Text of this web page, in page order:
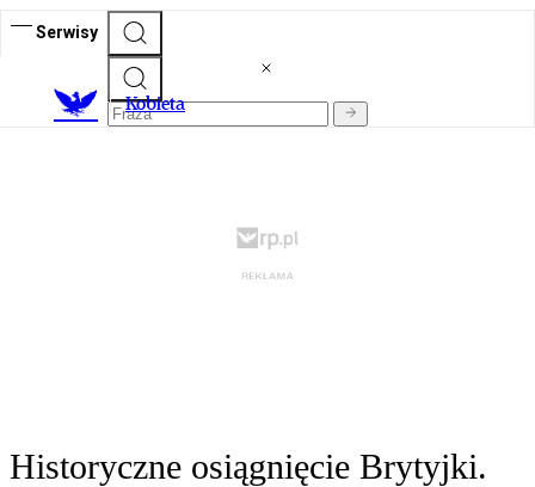
Serwisy
Kobieta
Historyczne osiągnięcie Brytyjki.